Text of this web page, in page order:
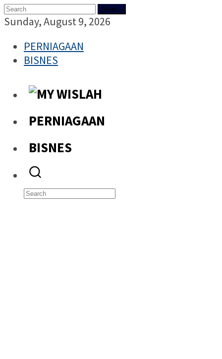
Search
Sunday, August 9, 2026
PERNIAGAAN
BISNES
PERNIAGAAN
BISNES